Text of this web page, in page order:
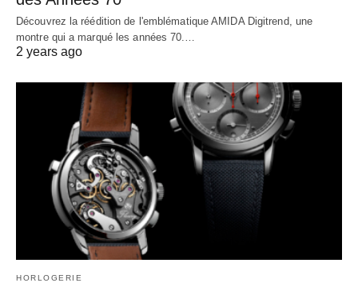
Découvrez la réédition de l'emblématique AMIDA Digitrend, une
montre qui a marqué les années 70.…
2 years ago
HORLOGERIE